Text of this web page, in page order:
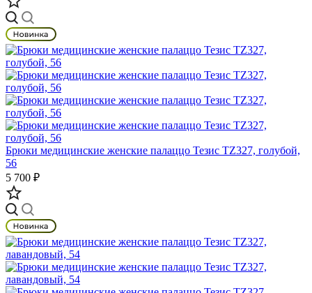
Брюки медицинские женские палаццо Тезис TZ327, голубой,
56
5 700 ₽